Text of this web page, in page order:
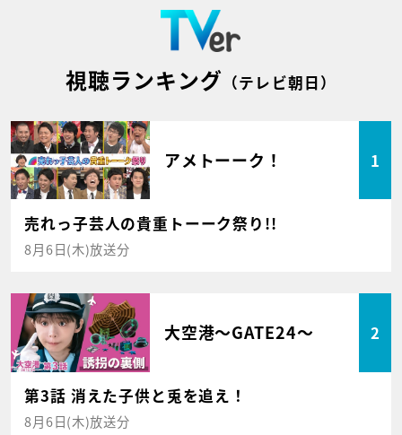
視聴ランキング （テレビ朝日）
アメトーーク！ 1
売れっ子芸人の貴重トーーク祭り!!
8月6日(木)放送分
大空港～GATE24～ 2
第3話 消えた子供と兎を追え！
8月6日(木)放送分